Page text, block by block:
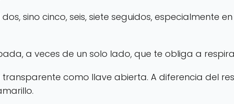
sino cinco, seis, siete seguidos, especialmente
a veces de un solo lado, que te obliga a
como llave abierta. A diferencia del